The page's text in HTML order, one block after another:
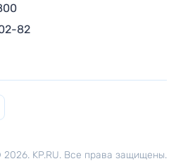
82
2026. KP.RU. Все права защищены.